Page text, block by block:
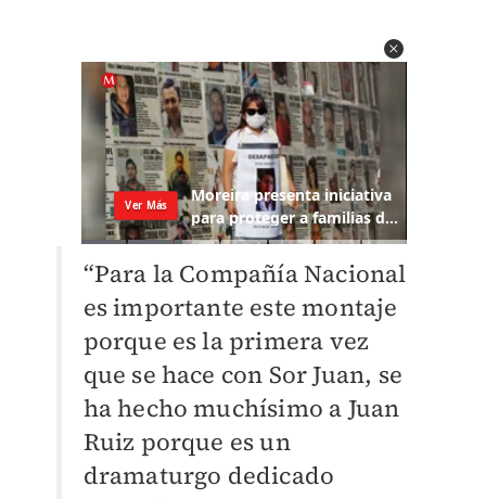
“Para la Compañía Nacional
es importante este montaje
porque es la primera vez
que se hace con Sor Juan, se
ha hecho muchísimo a Juan
Ruiz porque es un
dramaturgo dedicado